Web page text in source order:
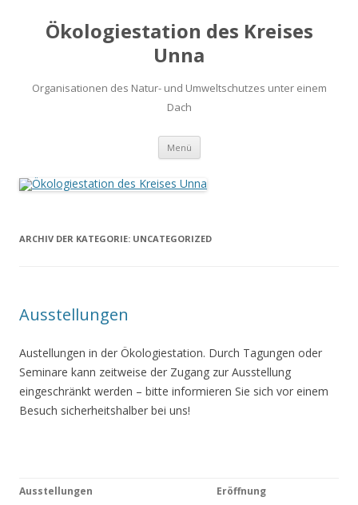
Ökologiestation des Kreises
Unna
Organisationen des Natur- und Umweltschutzes unter einem
Dach
Menü Zum
springen
ARCHIV DER KATEGORIE: UNCATEGORIZED
Ausstellungen
Austellungen in der Ökologiestation. Durch Tagungen oder
Seminare kann zeitweise der Zugang zur Ausstellung
eingeschränkt werden – bitte informieren Sie sich vor einem
Besuch sicherheitshalber bei uns!
Ausstellungen Eröffnung